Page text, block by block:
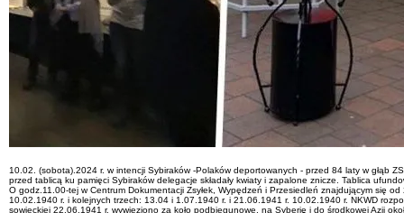
10.02. (sobota).2024 r. w intencji Sybiraków -Polaków deportowanych - przed 84 laty w głąb
przed tablicą ku pamięci Sybiraków delegacje składały kwiaty i zapalone znicze. Tablica
O godz.11.00-tej w Centrum Dokumentacji Zsyłek, Wypędzeń i Przesiedleń znajdującym się
10.02.1940 r. i kolejnych trzech: 13.04 i 1.07.1940 r. i 21.06.1941 r. 10.02.1940 r. NKWD
sowieckiej 22.06.1941 r. wywieziono za koło podbiegunowe, na Syberię i do środkowej Azji